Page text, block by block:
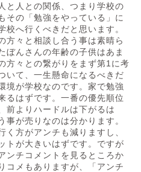
と人との関係、つまり学校の
その「勉強をやっている」に
校へ行くべきだと思います。
方々と相談し合う事は素晴ら
ぼんさんの年齢の子供はあま
方々との繋がりをまず第1に考
いて、一生懸命になるべきだ
境が学校なのです。家で勉強
るはずです。一番の優先順位
前よりハードルは下がるは
が売りなのは分かります。
く方がアンチも減りますし、
トが大きいはずです。ですが
ンチコメントを見るところか
コメもありますが、「アンチ